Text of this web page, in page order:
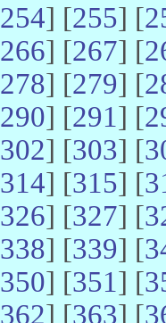
254] [255] [
266] [267] [
278] [279] [
290] [291] [
302] [303] [
314] [315] [
326] [327] [
338] [339] [
350] [351] [
362] [363] [